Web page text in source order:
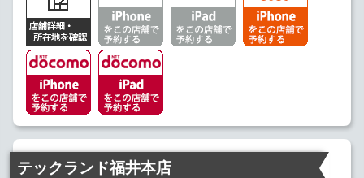
テックランド福井本店